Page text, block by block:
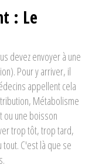
: Le
devez envoyer à une
Pour y arriver, il
appellent cela
Métabolisme
ou une boisson
trop tôt, trop tard,
C'est là que se